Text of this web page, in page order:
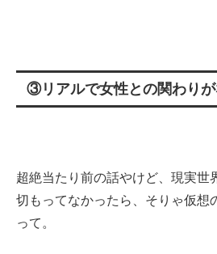
③リアルで女性との関わり
超絶当たり前の話やけど、現実世
切もってなかったら、そりゃ仮想
って。